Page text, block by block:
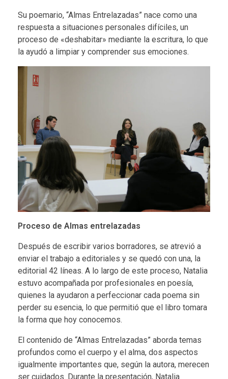
Su poemario, “Almas Entrelazadas” nace como una
respuesta a situaciones personales difíciles, un
proceso de «deshabitar» mediante la escritura, lo que
la ayudó a limpiar y comprender sus emociones.
Proceso de Almas entrelazadas
Después de escribir varios borradores, se atrevió a
enviar el trabajo a editoriales y se quedó con una, la
editorial 42 líneas. A lo largo de este proceso, Natalia
estuvo acompañada por profesionales en poesía,
quienes la ayudaron a perfeccionar cada poema sin
perder su esencia, lo que permitió que el libro tomara
la forma que hoy conocemos.
El contenido de “Almas Entrelazadas” aborda temas
profundos como el cuerpo y el alma, dos aspectos
igualmente importantes que, según la autora, merecen
ser cuidados. Durante la presentación, Natalia